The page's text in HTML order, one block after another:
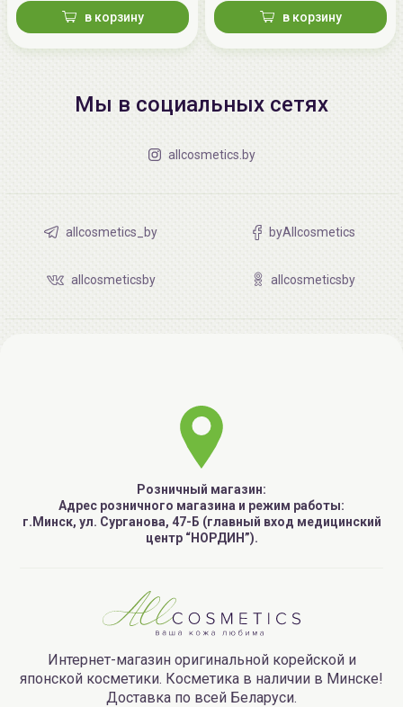
в корзину в корзину
Мы в социальных сетях
allcosmetics.by
allcosmetics_by byAllcosmetics
allcosmeticsby allcosmeticsby
Розничный магазин:
Адрес розничного магазина и режим работы:
г.Минск, ул. Сурганова, 47-Б (главный вход медицинский
центр “НОРДИН”).
Интернет-магазин оригинальной корейской и
японской косметики. Косметика в наличии в Минске!
Доставка по всей Беларуси.